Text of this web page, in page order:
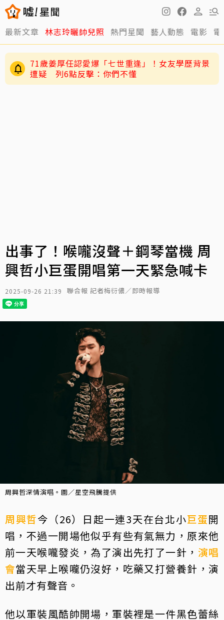
最新文章 林志玲曬帥兒照 熱門星聞 藝人動態 電影
讓位王宇婕退出「神之路」 鄭仲茵深夜吐心聲
「說不難過是騙人的」
出事了！喉嚨沒聲＋鋼琴當機 周
興哲小巨蛋開唱第一天緊急喊卡
2025-09-26 21:39 聯合報 記者梅衍儂／即時報導
周興哲深情演唱。圖／星空飛騰提供
周興哲今（26）日起一連3天在台北小巨蛋開
唱，不過一開場他似乎有些有氣無力，原來他
前一天喉嚨發炎，為了演出先打了一針， 演唱
會當天早上喉嚨仍沒好，吃藥又打營養針，演
出前才有聲音。
他以軍裝風酷帥開場，軍裝裡是一件黑色蕾絲